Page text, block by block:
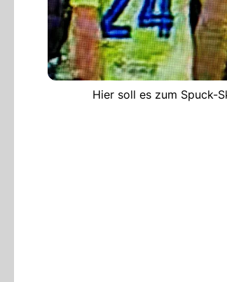
Hier soll es zum Spuck-